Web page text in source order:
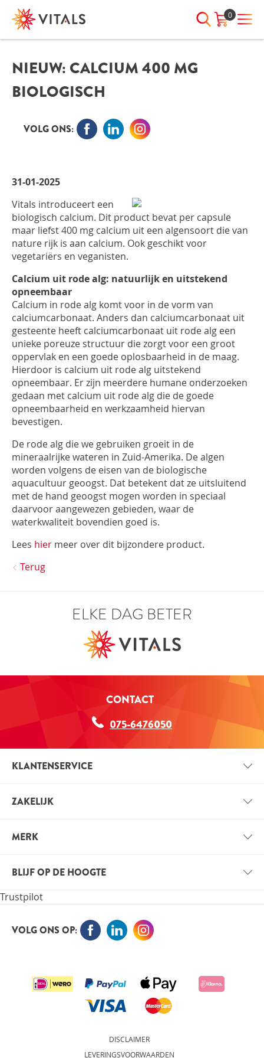
0
HEB JE VRAGEN?
We staan elke dag voor je klaar!
helpen, neem dan contact met
ons op:
INLOGGEN
Blijf ingelogd
NIEUW: CALCIUM 400 MG
BIOLOGISCH
VOLG ONS:
31-01-2025
Vitals introduceert een
biologisch calcium. Dit product bevat per capsule
maar liefst 400 mg calcium uit een algensoort die van
nature rijk is aan calcium. Ook geschikt voor
vegetariërs en veganisten.
Calcium uit rode alg: natuurlijk en uitstekend
opneembaar
Calcium in rode alg komt voor in de vorm van
calciumcarbonaat. Anders dan calciumcarbonaat uit
gesteente heeft calciumcarbonaat uit rode alg een
unieke poreuze structuur die zorgt voor een groot
oppervlak en een goede oplosbaarheid in de maag.
Hierdoor is calcium uit rode alg uitstekend
opneembaar. Er zijn meerdere humane onderzoeken
gedaan met calcium uit rode alg die de goede
opneembaarheid en werkzaamheid hiervan
bevestigen.
De rode alg die we gebruiken groeit in de
mineraalrijke wateren in Zuid-Amerika. De algen
worden volgens de eisen van de biologische
aquacultuur geoogst. Dat betekent dat ze uitsluitend
met de hand geoogst mogen worden in speciaal
daarvoor aangewezen gebieden, waar de
waterkwaliteit bovendien goed is.
Lees hier meer over dit bijzondere product.
Terug
ELKE DAG BETER
CONTACT
075-6476050
KLANTENSERVICE
VERZENDINFORMATIE
ZAKELIJK
VACATURES
MERK
ORTHOKENNIS
BLIJF OP DE HOOGTE
MELD JE NU AAN VOOR DE NIEUWSBRIEF EN BLIJF OP
AANMELDEN
Trustpilot
VOLG ONS OP:
DISCLAIMER
LEVERINGSVOORWAARDEN